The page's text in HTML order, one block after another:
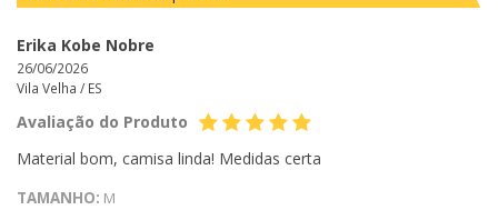
Erika Kobe Nobre
26/06/2026
Vila Velha / ES
Avaliação do Produto
Material bom, camisa linda! Medidas certa
TAMANHO: M